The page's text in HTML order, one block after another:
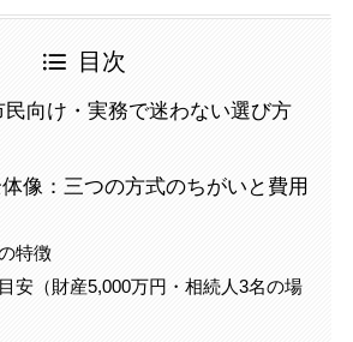
目次
向け・実務で迷わない選び方
像：三つの方式のちがいと費用
特徴
安（財産5,000万円・相続人3名の場